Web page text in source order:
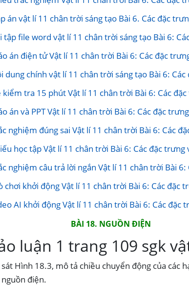
án vật lí 11 chân trời sáng tạo Bài 6. Các đặc
tập file word vật lí 11 chân trời sáng tạo Bài 6:
án điện tử Vật lí 11 chân trời Bài 6: Các đặc
dung chính vật lí 11 chân trời sáng tạo Bài 6:
tra 15 phút Vật lí 11 chân trời Bài 6: Các
án và PPT Vật lí 11 chân trời Bài 6: Các đặc
nghiệm đúng sai Vật lí 11 chân trời Bài 6: Các
học tập Vật lí 11 chân trời Bài 6: Các đặc trưng
nghiệm câu trả lời ngắn Vật lí 11 chân trời Bài
chơi khởi động Vật lí 11 chân trời Bài 6: Các đặc
AI khởi động Vật lí 11 chân trời Bài 6: Các đặc
18. NGUỒN ĐIỆN
luận 1 trang 109 sgk
Hình 18.3, mô tả chiều chuyển động của các
điện.